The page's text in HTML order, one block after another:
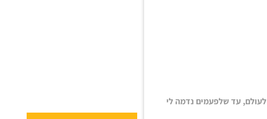
לעולם, עד שלפעמים נדמה לי